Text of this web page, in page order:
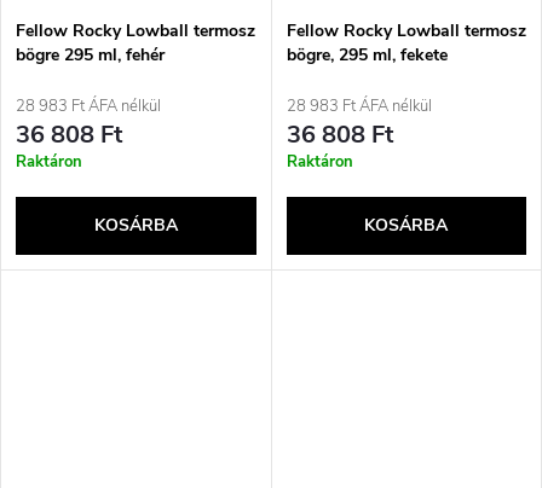
Fellow Rocky Lowball termosz
bögre 295 ml, fehér
28 983 Ft ÁFA nélkül
36 808 Ft
Raktáron
KOSÁRBA
Fellow Rocky Lowball termosz
bögre, 295 ml, fekete
28 983 Ft ÁFA nélkül
36 808 Ft
Raktáron
KOSÁRBA